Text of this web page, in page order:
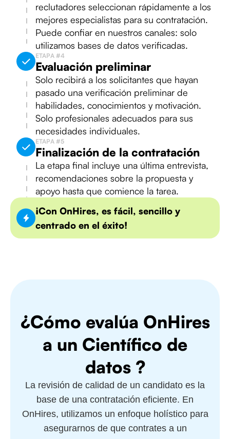
reclutadores seleccionan rápidamente a los
mejores especialistas para su contratación.
Puede confiar en nuestros canales: solo
utilizamos bases de datos verificadas.
ETAPA #4
Evaluación preliminar
Solo recibirá a los solicitantes que hayan
pasado una verificación preliminar de
habilidades, conocimientos y motivación.
Solo profesionales adecuados para sus
necesidades individuales.
ETAPA #5
Finalización de la contratación
La etapa final incluye una última entrevista,
recomendaciones sobre la propuesta y
apoyo hasta que comience la tarea.
¡Con OnHires, es fácil, sencillo y
centrado en el éxito!
¿Cómo evalúa OnHires
a un Científico de
datos ?
La revisión de calidad de un candidato es la
base de una contratación eficiente. En
OnHires, utilizamos un enfoque holístico para
asegurarnos de que contrates a un